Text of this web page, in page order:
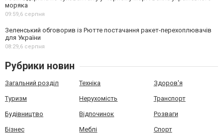
моряка
09:59,6 серпня
Зеленський обговорив із Рютте постачання ракет-перехоплювачів
для України
08:29,6 серпня
Рубрики новин
Загальний розділ Техніка Здоров'я
Туризм Нерухомість Транспорт
Будівництво Відпочинок Розваги
Бізнес Меблі Спорт